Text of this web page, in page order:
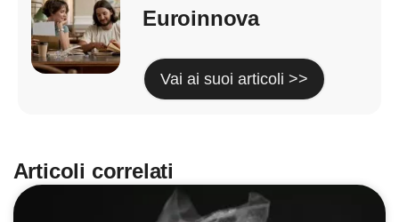
Euroinnova
Vai ai suoi articoli >>
Articoli correlati